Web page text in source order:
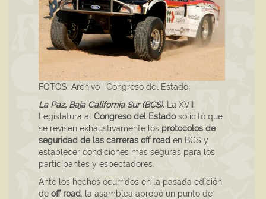
FOTOS: Archivo | Congreso del Estado.
La Paz, Baja California Sur (BCS). La XVII
Legislatura al Congreso del Estadosolicitó que
se revisen exhaustivamente los protocolos de
seguridad de las carreras off road en BCS y
establecer condiciones más seguras para los
participantes y espectadores.
Ante los hechos ocurridos en la pasada edición
de off road, la asamblea aprobó un punto de